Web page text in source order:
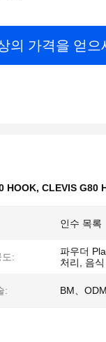
의 가격을 얻으
HOOK, CLEVIS G80
인수 목록
도:
파우더
처리, 음
: BM、